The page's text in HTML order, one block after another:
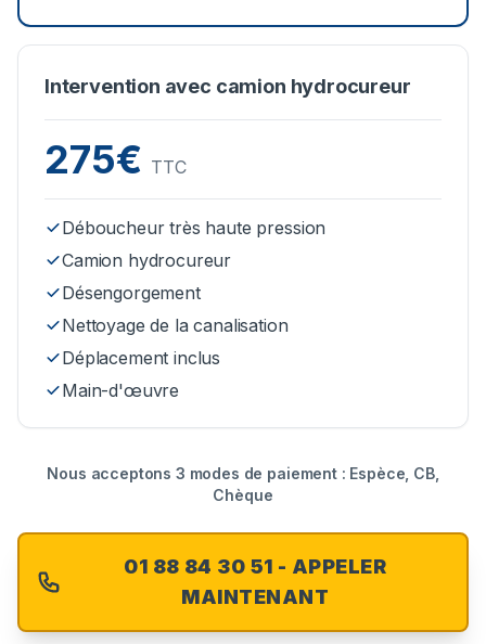
Intervention avec camion hydrocureur
275€ TTC
Déboucheur très haute pression
Camion hydrocureur
Désengorgement
Nettoyage de la canalisation
Déplacement inclus
Main-d'œuvre
Nous acceptons 3 modes de paiement : Espèce, CB,
Chèque
01 88 84 30 51 - APPELER
MAINTENANT